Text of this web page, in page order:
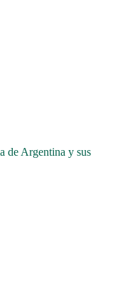
de Argentina y sus